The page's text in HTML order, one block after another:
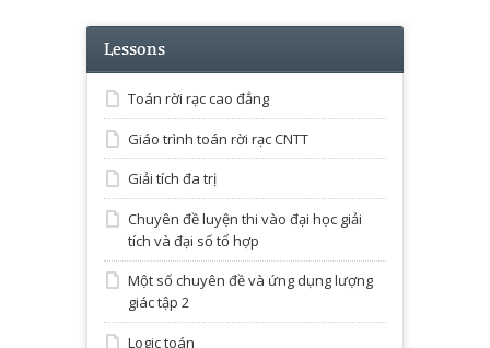
Lessons
Toán rời rạc cao đẳng
Giáo trình toán rời rạc CNTT
Giải tích đa trị
Chuyên đề luyện thi vào đại học giải
tích và đại số tổ hợp
Một số chuyên đề và ứng dụng lượng
giác tập 2
Logic toán